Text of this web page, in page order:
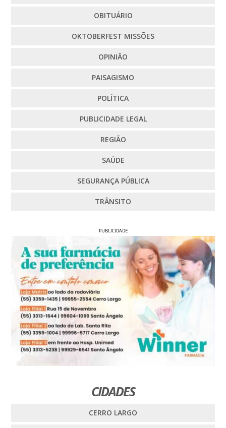
OBITUÁRIO
OKTOBERFEST MISSÕES
OPINIÃO
PAISAGISMO
POLÍTICA
PUBLICIDADE LEGAL
REGIÃO
SAÚDE
SEGURANÇA PÚBLICA
TRÂNSITO
PUBLICIDADE
CIDADES
CERRO LARGO